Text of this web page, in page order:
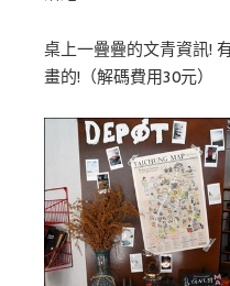
桌上一疊疊的文青資訊!
畫的!（解碼費用30元）